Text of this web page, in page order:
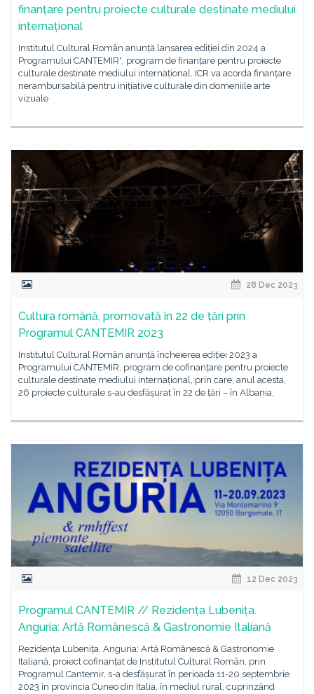
finanțare pentru proiecte culturale destinate mediului
internațional
Institutul Cultural Român anunță lansarea ediției din 2024 a
Programului CANTEMIR*, program de finanțare pentru proiecte
culturale destinate mediului internațional. ICR va acorda finanțare
nerambursabilă pentru inițiative culturale din domeniile arte
vizuale
28 Dec 2023
Cultura română, promovată în 22 de țări prin
Programul CANTEMIR 2023
Institutul Cultural Român anunță încheierea ediției 2023 a
Programului CANTEMIR, program de cofinanțare pentru proiecte
culturale destinate mediului internațional, prin care, anul acesta,
26 proiecte culturale s-au desfășurat în 22 de țări – în Albania,
12 Dec 2023
Programul CANTEMIR // Rezidența Lubenița.
Anguria: Artă Românescă & Gastronomie Italiană
Rezidența Lubenița. Anguria: Artă Românescă & Gastronomie
Italiană, proiect cofinanțat de Institutul Cultural Român, prin
Programul Cantemir, s-a desfășurat în perioada 11-20 septembrie
2023 în provincia Cuneo din Italia, în mediul rural, cuprinzând